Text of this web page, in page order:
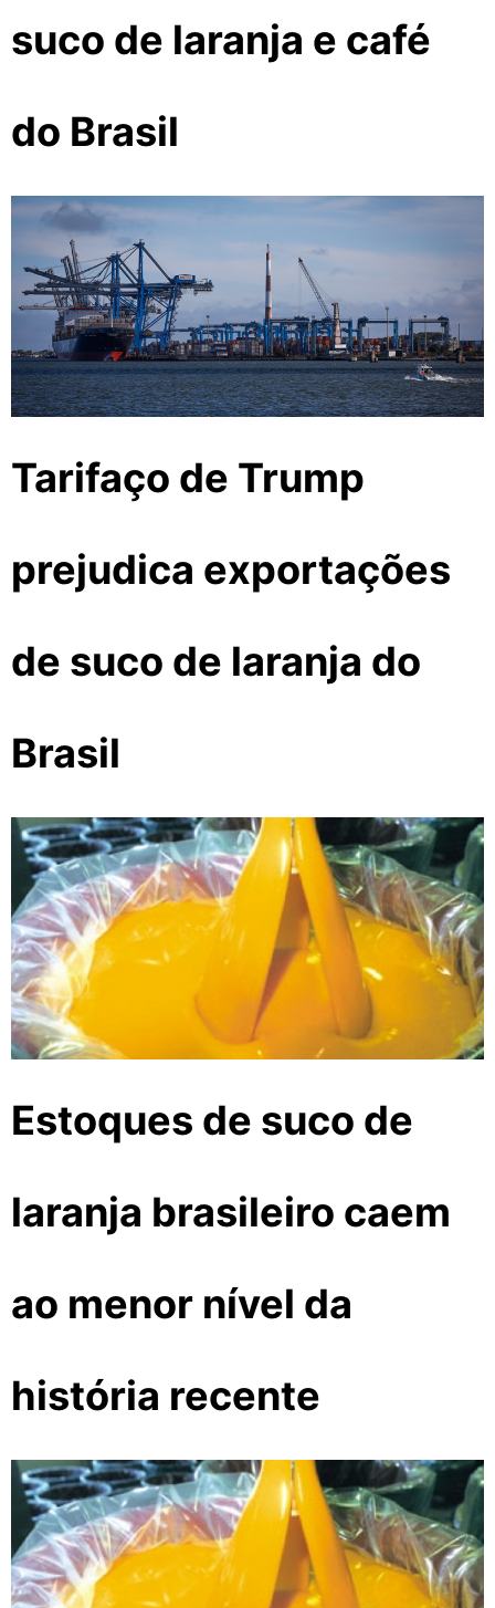
suco de laranja e café
do Brasil
Tarifaço de Trump
prejudica exportações
de suco de laranja do
Brasil
Estoques de suco de
laranja brasileiro caem
ao menor nível da
história recente